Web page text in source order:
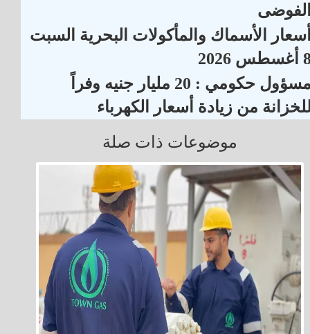
الأسماك والمأكولات البحرية السبت
2026
مسؤول حكومي : 20 مليار جنيه وفراً
من زيادة أسعار الكهرباء
موضوعات ذات صلة